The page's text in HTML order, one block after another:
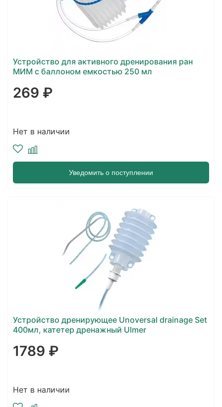
Устройство для активного дренирования ран
МИМ с баллоном емкостью 250 мл
269 ₽
Нет в наличии
Уведомить о поступлении
Устройство дренирующее Unoversal drainage Set
400мл, катетер дренажный Ulmer
1789 ₽
Нет в наличии